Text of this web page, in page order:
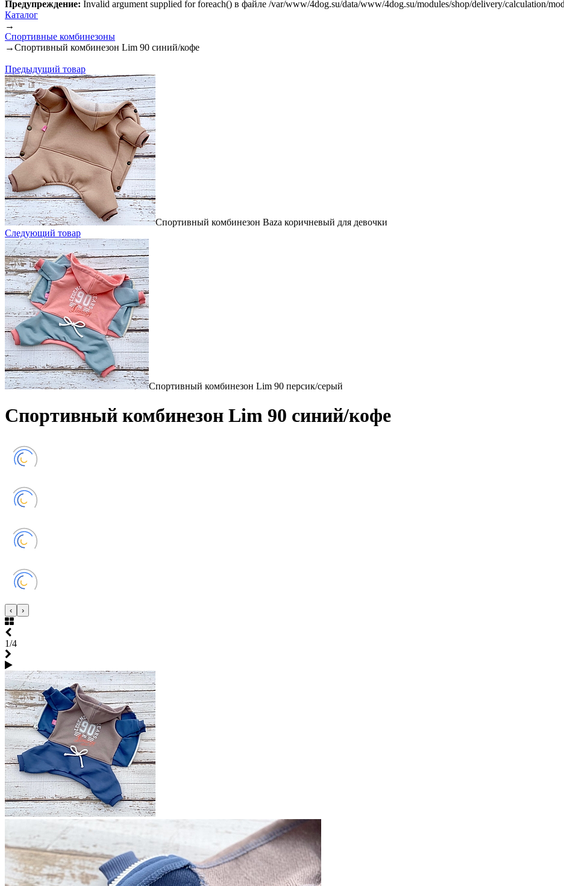
Предупреждение: Invalid argument supplied for foreach() в файле /var/www/4dog.su/data/www/4dog.su/modules/shop/delivery/calculation/
Каталог
→
Спортивные комбинезоны
→Спортивный комбинезон Lim 90 синий/кофе
Предыдущий товар
Спортивный комбинезон Baza коричневый для девочки
Следующий товар
Спортивный комбинезон Lim 90 персик/серый
Спортивный комбинезон Lim 90 синий/кофе